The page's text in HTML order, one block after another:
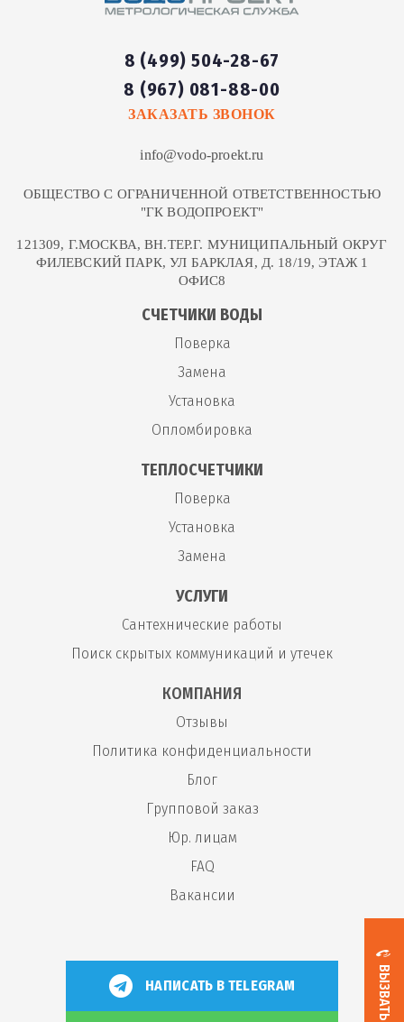
8 (499) 504-28-67
8 (967) 081-88-00
ЗАКАЗАТЬ ЗВОНОК
info@vodo-proekt.ru
ОБЩЕСТВО С ОГРАНИЧЕННОЙ ОТВЕТСТВЕННОСТЬЮ
"ГК ВОДОПРОЕКТ"
121309, Г.МОСКВА, ВН.ТЕР.Г. МУНИЦИПАЛЬНЫЙ ОКРУГ
ФИЛЕВСКИЙ ПАРК, УЛ БАРКЛАЯ, Д. 18/19, ЭТАЖ 1
ОФИС8
СЧЕТЧИКИ ВОДЫ
Поверка
Замена
Установка
Опломбировка
ТЕПЛОСЧЕТЧИКИ
Поверка
Установка
Замена
УСЛУГИ
Сантехнические работы
Поиск скрытых коммуникаций и утечек
КОМПАНИЯ
Отзывы
Политика конфиденциальности
Блог
Групповой заказ
Юр. лицам
FAQ
Вакансии
НАПИСАТЬ В TELEGRAM